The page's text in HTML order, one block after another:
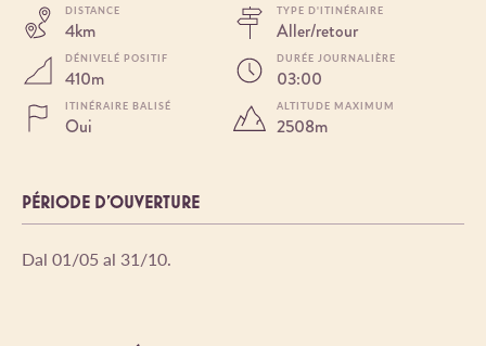
DISTANCE
4km
TYPE D'ITINÉRAIRE
Aller/retour
DÉNIVELÉ POSITIF
410m
DURÉE JOURNALIÈRE
03:00
ITINÉRAIRE BALISÉ
Oui
ALTITUDE MAXIMUM
2508m
PÉRIODE D'OUVERTURE
Dal 01/05 al 31/10.